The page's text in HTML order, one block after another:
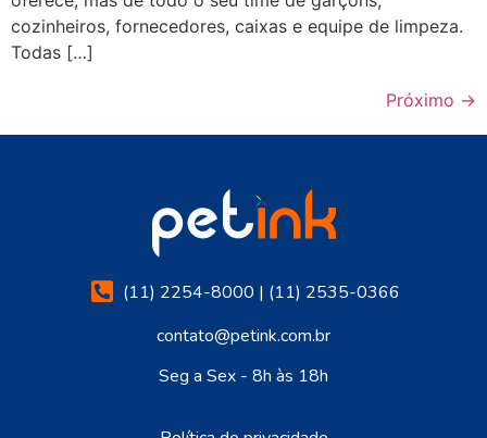
cozinheiros, fornecedores, caixas e equipe de limpeza.
Todas […]
Próximo →
(11) 2254-8000 | (11) 2535-0366
contato@petink.com.br
Seg a Sex - 8h às 18h